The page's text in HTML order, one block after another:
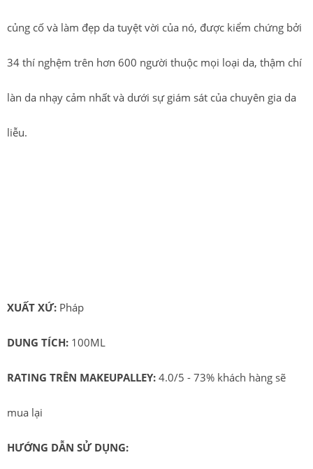
củng cố và làm đẹp da tuyệt vời của nó, được kiểm chứng bởi
34 thí nghệm trên hơn 600 người thuộc mọi loại da, thậm chí
làn da nhạy cảm nhất và dưới sự giám sát của chuyên gia da
liễu.
XUẤT XỨ: Pháp
DUNG TÍCH: 100ML
RATING TRÊN MAKEUPALLEY: 4.0/5 - 73% khách hàng sẽ
mua lại
HƯỚNG DẪN SỬ DỤNG: